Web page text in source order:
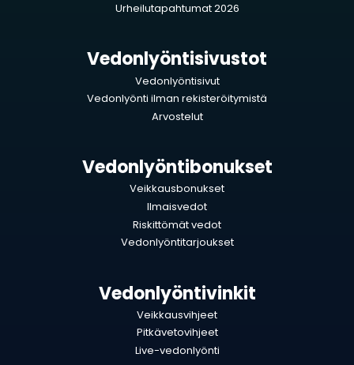
Urheilutapahtumat 2026
Vedonlyöntisivustot
Vedonlyöntisivut
Vedonlyönti ilman rekisteröitymistä
Arvostelut
Vedonlyöntibonukset
Veikkausbonukset
Ilmaisvedot
Riskittömät vedot
Vedonlyöntitarjoukset
Vedonlyöntivinkit
Veikkausvihjeet
Pitkävetovihjeet
Live-vedonlyönti